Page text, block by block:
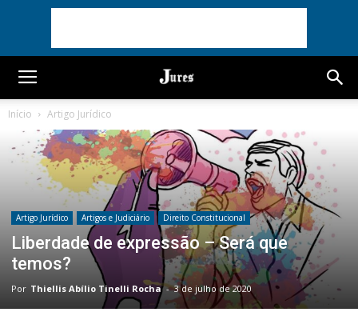
Início Artigo Jurídico
Artigo Jurídico Artigos e Judiciário Direito Constitucional
Liberdade de expressão – Será que
temos?
Por Thiellis Abílio Tinelli Rocha - 3 de julho de 2020